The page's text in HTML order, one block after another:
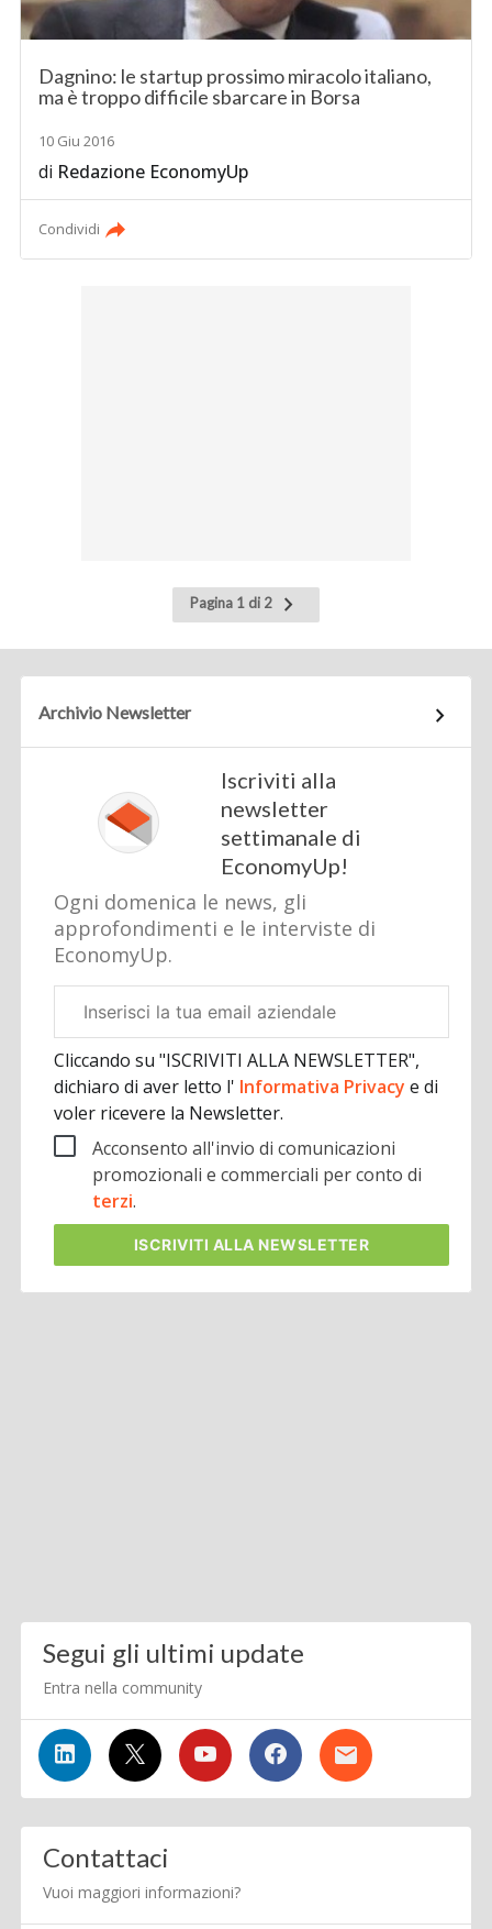
Dagnino: le startup prossimo miracolo italiano,
ma è troppo difficile sbarcare in Borsa
10 Giu 2016
di Redazione EconomyUp
Condividi
Pagina 1 di 2
Pagina
successiva
Archivio Newsletter
Iscriviti alla
newsletter
settimanale di
EconomyUp!
Ogni domenica le news, gli
approfondimenti e le interviste di
EconomyUp.
aziendale
Cliccando su "ISCRIVITI ALLA NEWSLETTER",
dichiaro di aver letto l' Informativa Privacye di
voler ricevere la Newsletter.
Acconsento all'invio di comunicazioni
promozionali e commerciali per conto di
terzi.
ISCRIVITI ALLA NEWSLETTER
Segui gli ultimi update
Entra nella community
Contattaci
Vuoi maggiori informazioni?